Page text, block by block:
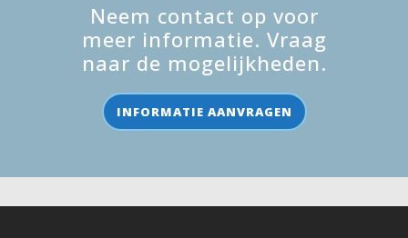
Neem contact op voor
meer informatie. Vraag
naar de mogelijkheden.
INFORMATIE AANVRAGEN